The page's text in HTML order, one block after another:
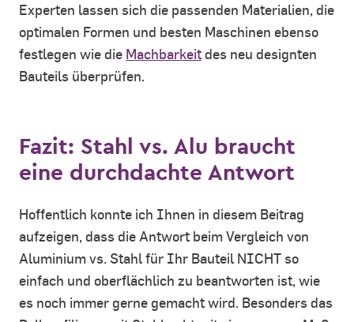
Experten lassen sich die passenden Materialien, die
optimalen Formen und besten Maschinen ebenso
festlegen wie die Machbarkeit des neu designten
Bauteils überprüfen.
Fazit: Stahl vs. Alu braucht
eine durchdachte Antwort
Hoffentlich konnte ich Ihnen in diesem Beitrag
aufzeigen, dass die Antwort beim Vergleich von
Aluminium vs. Stahl für Ihr Bauteil NICHT so
einfach und oberflächlich zu beantworten ist, wie
es noch immer gerne gemacht wird. Besonders das